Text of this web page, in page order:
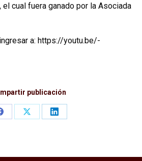
el cual fuera ganado por la Asociada
a: https://youtu.be/-
publicación
Share
Share